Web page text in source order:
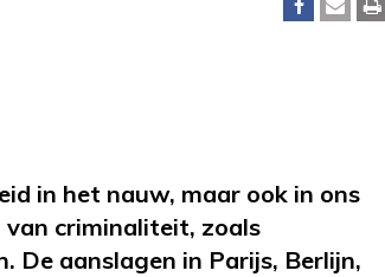
in het nauw, maar ook in ons
van criminaliteit, zoals
De aanslagen in Parijs, Berlijn,